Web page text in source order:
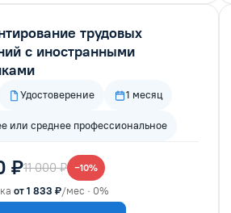
трудовых
с иностранными
Удостоверение 1 месяц
или среднее профессиональное
₽11 000 ₽ −10%
от 1 833 ₽/мес · 0%